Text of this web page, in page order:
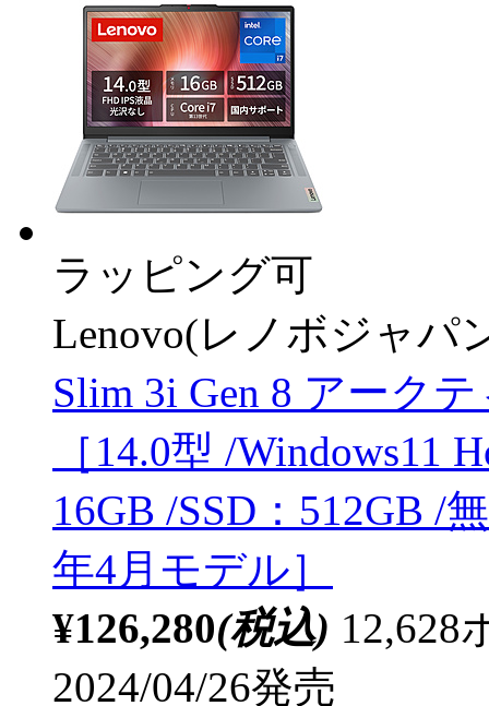
ラッピング可
Lenovo(レノボジャパ
Slim 3i Gen 8 アーク
［14.0型 /Windows11
16GB /SSD：512GB /
年4月モデル］
¥126,280(税込) 12,628
2024/04/26発売